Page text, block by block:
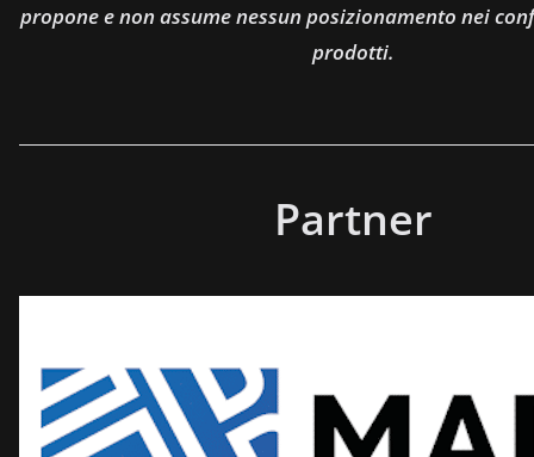
propone e non assume nessun posizionamento nei
prodotti.
Partner